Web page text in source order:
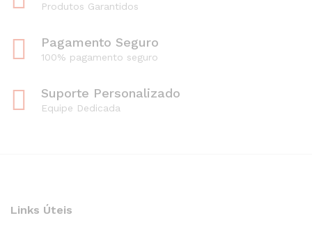
Produtos Garantidos
Pagamento Seguro
100% pagamento seguro
Suporte Personalizado
Equipe Dedicada
Links Úteis